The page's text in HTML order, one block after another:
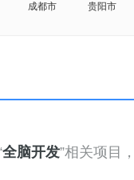
成都市 贵阳市
全脑开发”相关项目